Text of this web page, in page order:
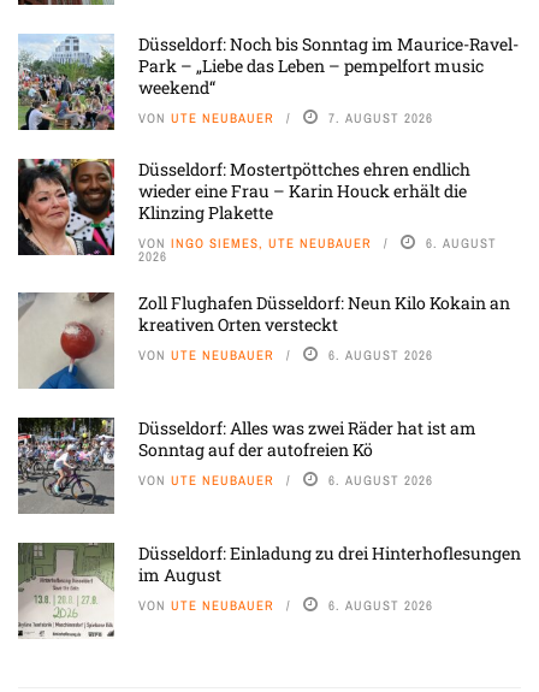
Düsseldorf: Noch bis Sonntag im Maurice-Ravel-
Park – „Liebe das Leben – pempelfort music
weekend“
VON UTE NEUBAUER 7. AUGUST 2026
Düsseldorf: Mostertpöttches ehren endlich
wieder eine Frau – Karin Houck erhält die
Klinzing Plakette
VON INGO SIEMES, UTE NEUBAUER 6. AUGUST
2026
Zoll Flughafen Düsseldorf: Neun Kilo Kokain an
kreativen Orten versteckt
VON UTE NEUBAUER 6. AUGUST 2026
Düsseldorf: Alles was zwei Räder hat ist am
Sonntag auf der autofreien Kö
VON UTE NEUBAUER 6. AUGUST 2026
Düsseldorf: Einladung zu drei Hinterhoflesungen
im August
VON UTE NEUBAUER 6. AUGUST 2026